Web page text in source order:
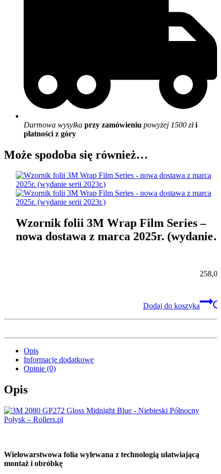
Darmowa wysyłka przy zamówieniu powyżej 1500 złi
płatności z góry
Może spodoba się również…
Wzornik folii 3M Wrap Film Series –
nowa dostawa z marca 2025r. (wydanie
Dodaj do koszyka
Opis
Informacje dodatkowe
Opinie (0)
Opis
Wielowarstwowa folia wylewana z technologią ułatwiającą
montaż i obróbkę